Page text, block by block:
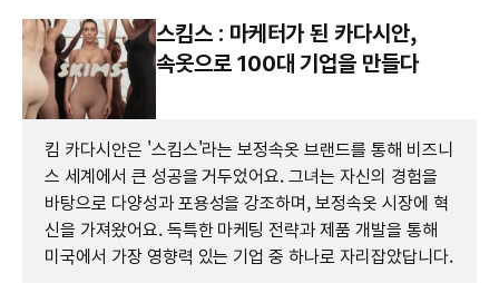
스킴스 : 마케터가 된 카다시안,
속옷으로 100대 기업을 만들다
킴 카다시안은 '스킴스'라는 보정속옷 브랜드를 통해 비즈니
스 세계에서 큰 성공을 거두었어요. 그녀는 자신의 경험을
바탕으로 다양성과 포용성을 강조하며, 보정속옷 시장에 혁
신을 가져왔어요. 독특한 마케팅 전략과 제품 개발을 통해
미국에서 가장 영향력 있는 기업 중 하나로 자리잡았답니다.